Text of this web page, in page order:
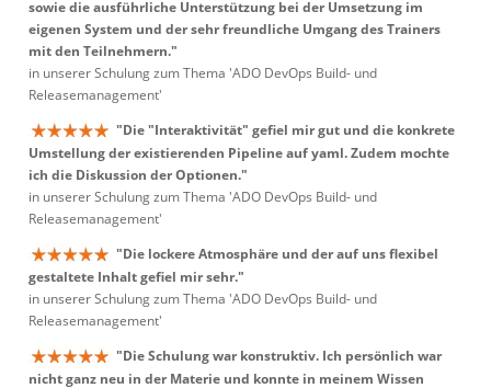
sowie die ausführliche Unterstützung bei der Umsetzung im
eigenen System und der sehr freundliche Umgang des Trainers
mit den Teilnehmern."
in unserer Schulung zum Thema 'ADO DevOps Build- und
Releasemanagement'
"Die "Interaktivität" gefiel mir gut und die konkrete
Umstellung der existierenden Pipeline auf yaml. Zudem mochte
ich die Diskussion der Optionen."
in unserer Schulung zum Thema 'ADO DevOps Build- und
Releasemanagement'
"Die lockere Atmosphäre und der auf uns flexibel
gestaltete Inhalt gefiel mir sehr."
in unserer Schulung zum Thema 'ADO DevOps Build- und
Releasemanagement'
"Die Schulung war konstruktiv. Ich persönlich war
nicht ganz neu in der Materie und konnte in meinem Wissen